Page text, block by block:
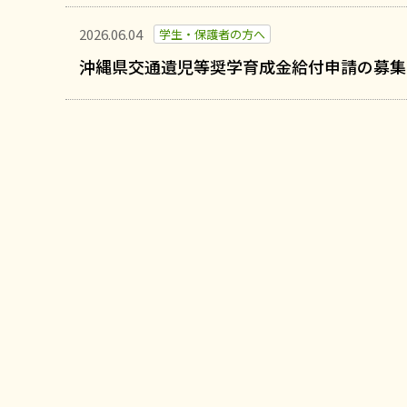
2026.06.04 学生・保護者の方へ
沖縄県交通遺児等奨学育成金給付申請の募